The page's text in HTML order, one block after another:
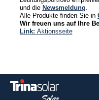
und die Newsmeldung.
Alle Produkte finden Sie in
Wir freuen uns auf Ihre
Link: Aktionsseite